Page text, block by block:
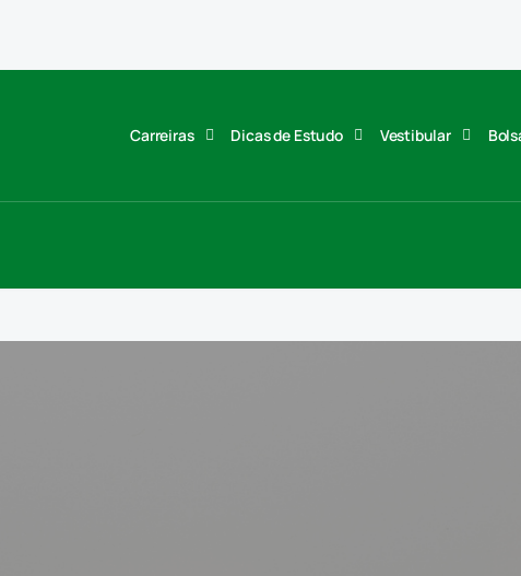
Carreiras Dicas de Estudo Vestibular